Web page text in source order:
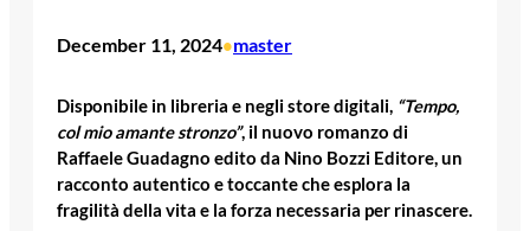
December 11, 2024•master
Disponibile in libreria e negli store digitali, “Tempo,
col mio amante stronzo”, il nuovo romanzo di
Raffaele Guadagno edito da Nino Bozzi Editore, un
racconto autentico e toccante che esplora la
fragilità della vita e la forza necessaria per rinascere.